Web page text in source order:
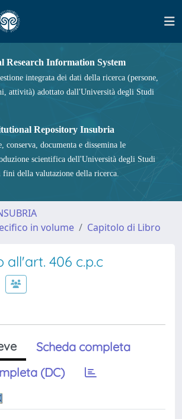
Research Information System
integrata dei dati della ricerca (persone,
attività) adottato dall'Università degli Studi
Repository Insubria
conserva, documenta e dissemina le
scientifica dell'Università degli Studi
fini della valutazione della ricerca.
in volume
Capitolo di Libro
all'art. 406 c.p.c
Scheda completa
(DC)